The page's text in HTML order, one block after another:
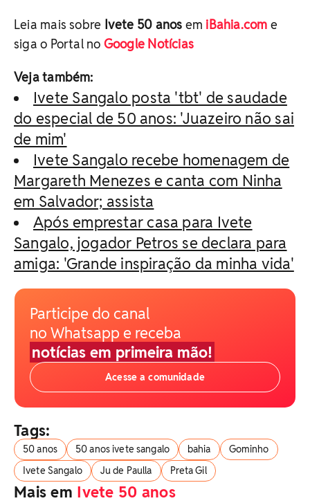
Leia mais sobre Ivete 50 anos em iBahia.com e
siga o Portal no Google Notícias
Veja também:
Ivete Sangalo posta 'tbt' de saudade
do especial de 50 anos: 'Juazeiro não sai
de mim'
Ivete Sangalo recebe homenagem de
Margareth Menezes e canta com Ninha
em Salvador; assista
Após emprestar casa para Ivete
Sangalo, jogador Petros se declara para
amiga: 'Grande inspiração da minha vida'
Participe do canal
no Whatsapp e receba
notícias em primeira mão!
Acesse a comunidade
Tags:
50 anos 50 anos ivete sangalo bahia
Gominho
Ivete Sangalo
Ju de Paulla Preta Gil
Mais em Ivete 50 anos